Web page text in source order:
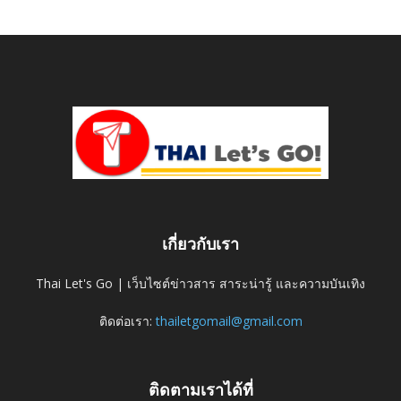
เกี่ยวกับเรา
Thai Let's Go | เว็บไซต์ข่าวสาร สาระน่ารู้ และความบันเทิง
ติดต่อเรา:thailetgomail@gmail.com
ติดตามเราได้ที่